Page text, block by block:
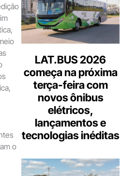
o
LAT.BUS 2026
começa na próxima
terça-feira com
novos ônibus
elétricos,
lançamentos e
tecnologias inéditas